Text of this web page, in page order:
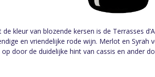
de kleur van blozende kersen is de Terrasses
en vriendelijke rode wijn. Merlot en Syrah
op door de duidelijke hint van cassis en ander